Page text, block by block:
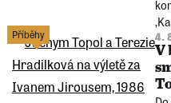
Příběhy 4.
V